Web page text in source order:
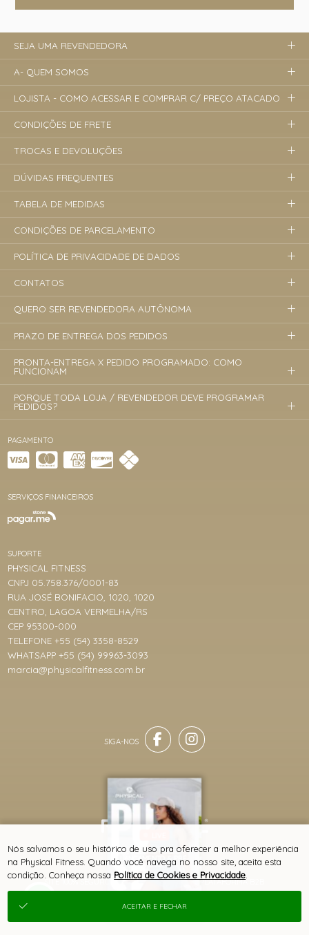
PAGAMENTO
SERVIÇOS FINANCEIROS
SITE 100% SEGURO PLATAFORMA B2B
SUPORTE
PHYSICAL FITNESS
CNPJ 05.758.376/0001-83
RUA JOSÉ BONIFACIO, 1020, 1020
CENTRO, LAGOA VERMELHA/RS
CEP 95300-000
TELEFONE +55 (54) 3358-8529
WHATSAPP +55 (54) 99963-3093
marcia@physicalfitness.com.br
SEJA UMA REVENDEDORA
A- QUEM SOMOS
LOJISTA - COMO ACESSAR E COMPRAR C/ PREÇO ATACADO
CONDIÇÕES DE FRETE
TROCAS E DEVOLUÇÕES
DÚVIDAS FREQUENTES
TABELA DE MEDIDAS
CONDIÇÕES DE PARCELAMENTO
POLÍTICA DE PRIVACIDADE DE DADOS
CONTATOS
QUERO SER REVENDEDORA AUTÔNOMA
PRAZO DE ENTREGA DOS PEDIDOS
PRONTA-ENTREGA X PEDIDO PROGRAMADO: COMO
FUNCIONAM
PORQUE TODA LOJA / REVENDEDOR DEVE PROGRAMAR
PEDIDOS?
® TODOS DIREITOS RESERVADOS
COLEÇÃO PULSE -
LANÇAMENTO & PRÉ-
VENDA
Nós salvamos o seu histórico de uso pra oferecer a melhor experiência
na Physical Fitness. Quando você navega no nosso site, aceita esta
condição. Conheça nossa Política de Cookies e Privacidade
ACEITAR E FECHAR